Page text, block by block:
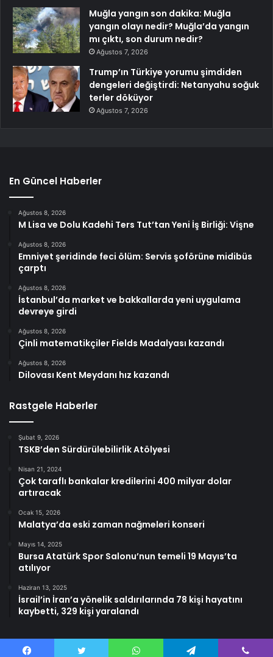
Muğla yangın son dakika: Muğla
yangın olayı nedir? Muğla’da yangın
mı çıktı, son durum nedir?
Ağustos 7, 2026
Trump’ın Türkiye yorumu şimdiden
dengeleri değiştirdi: Netanyahu soğuk
terler döküyor
Ağustos 7, 2026
En Güncel Haberler
Ağustos 8, 2026
M Lisa ve Dolu Kadehi Ters Tut’tan Yeni İş Birliği: Vişne
Ağustos 8, 2026
Emniyet şeridinde feci ölüm: Servis şoförüne midibüs
çarptı
Ağustos 8, 2026
İstanbul’da market ve bakkallarda yeni uygulama
devreye girdi
Ağustos 8, 2026
Çinli matematikçiler Fields Madalyası kazandı
Ağustos 8, 2026
Dilovası Kent Meydanı hız kazandı
Rastgele Haberler
Şubat 9, 2026
TSKB’den Sürdürülebilirlik Atölyesi
Nisan 21, 2024
Çok taraflı bankalar kredilerini 400 milyar dolar
artıracak
Ocak 15, 2026
Malatya’da eski zaman nağmeleri konseri
Mayıs 14, 2025
Bursa Atatürk Spor Salonu’nun temeli 19 Mayıs’ta
atılıyor
Haziran 13, 2025
İsrail’in İran’a yönelik saldırılarında 78 kişi hayatını
kaybetti, 329 kişi yaralandı